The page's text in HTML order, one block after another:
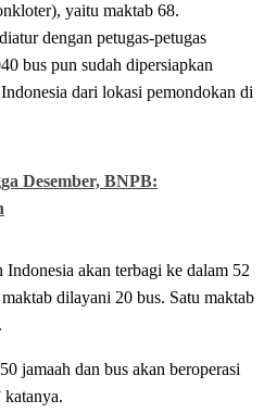
yaitu maktab 68.
dengan petugas-petugas
bus pun sudah dipersiapkan
dari lokasi pemondokan di
Desember, BNPB:
akan terbagi ke dalam 52
dilayani 20 bus. Satu maktab
jamaah dan bus akan beroperasi
katanya.